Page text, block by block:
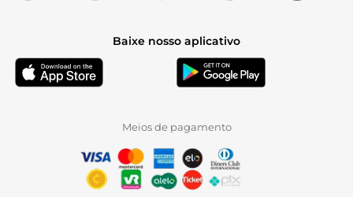
Baixe nosso aplicativo
Meios de pagamento